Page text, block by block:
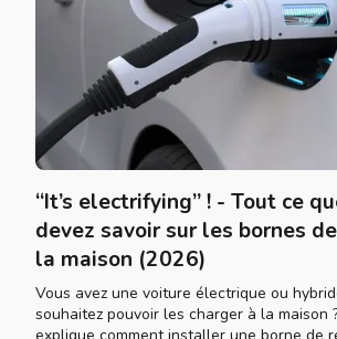
“It’s electrifying” ! - Tout ce
devez savoir sur les bornes
la maison (2026)
Vous avez une voiture électrique ou
souhaitez pouvoir les charger à la maison